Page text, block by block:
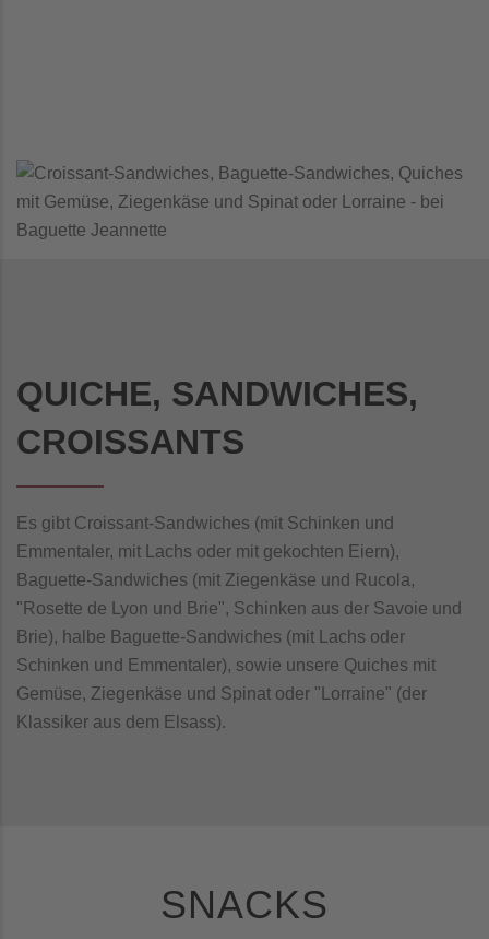
QUICHE, SANDWICHES,
CROISSANTS
Es gibt Croissant-Sandwiches (mit Schinken und
Emmentaler, mit Lachs oder mit gekochten Eiern),
Baguette-Sandwiches (mit Ziegenkäse und Rucola,
"Rosette de Lyon und Brie", Schinken aus der Savoie und
Brie), halbe Baguette-Sandwiches (mit Lachs oder
Schinken und Emmentaler), sowie unsere Quiches mit
Gemüse, Ziegenkäse und Spinat oder "Lorraine" (der
Klassiker aus dem Elsass).
SNACKS